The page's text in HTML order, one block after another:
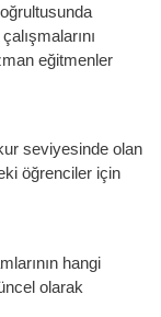
eğitmenler
seviyesinde olan
öğrenciler için
hangi
olarak